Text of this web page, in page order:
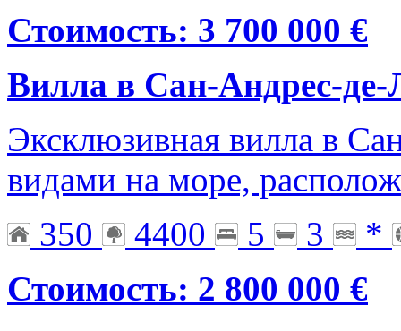
Стоимость: 3 700 000 €
Вилла в Сан-Андрес-де-
Эксклюзивная вилла в
видами на море,
350
4400 5 3
*
Стоимость: 2 800 000 €